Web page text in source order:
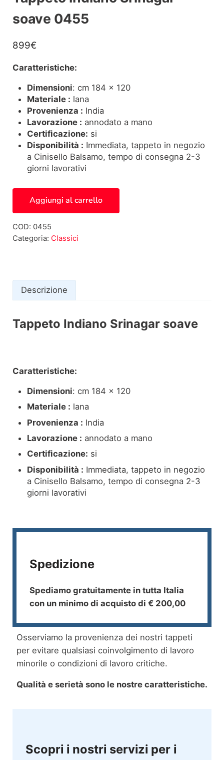
soave 0455
899€
Caratteristiche:
Dimensioni: cm 184 x 120
Materiale : lana
Provenienza : India
Lavorazione : annodato a mano
Certificazione: si
Disponibilità : Immediata, tappeto in negozio
a Cinisello Balsamo, tempo di consegna 2-3
giorni lavorativi
Aggiungi al carrello
COD: 0455
Categoria: Classici
Descrizione
Descrizione
Tappeto Indiano Srinagar soave
Caratteristiche:
Dimensioni: cm 184 x 120
Materiale : lana
Provenienza : India
Lavorazione : annodato a mano
Certificazione: si
Disponibilità : Immediata, tappeto in negozio
a Cinisello Balsamo, tempo di consegna 2-3
giorni lavorativi
Spedizione
Spediamo gratuitamente in tutta Italia
con un minimo di acquisto di € 200,00
Osserviamo la provenienza dei nostri tappeti
per evitare qualsiasi coinvolgimento di lavoro
minorile o condizioni di lavoro critiche.
Qualità e serietà sono le nostre caratteristiche.
Scopri i nostri servizi per i